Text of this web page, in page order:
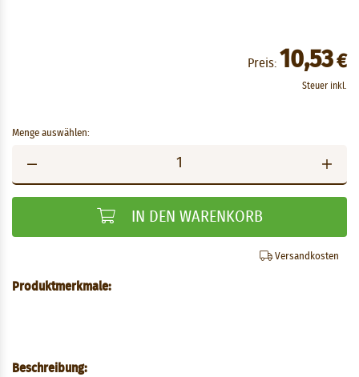
Preis: 10,53€
Steuer inkl.
Menge auswählen:
IN DEN WARENKORB
Versandkosten
Produktmerkmale:
Beschreibung: